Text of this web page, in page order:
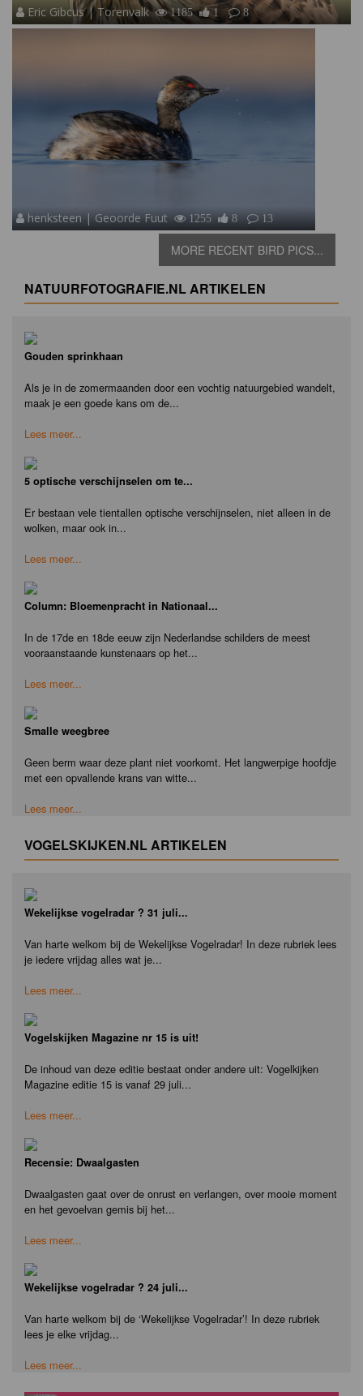
Eric Gibcus | Torenvalk 1185 1 8
henksteen | Geoorde Fuut 1255 8 13
MORE RECENT BIRD PICS...
NATUURFOTOGRAFIE.NL ARTIKELEN
Gouden sprinkhaan
Als je in de zomermaanden door een vochtig natuurgebied wandelt,
maak je een goede kans om de...
Lees meer...
5 optische verschijnselen om te...
Er bestaan vele tientallen optische verschijnselen, niet alleen in de
wolken, maar ook in...
Lees meer...
Column: Bloemenpracht in Nationaal...
In de 17de en 18de eeuw zijn Nederlandse schilders de meest
vooraanstaande kunstenaars op het...
Lees meer...
Smalle weegbree
Geen berm waar deze plant niet voorkomt. Het langwerpige hoofdje
met een opvallende krans van witte...
Lees meer...
VOGELSKIJKEN.NL ARTIKELEN
Wekelijkse vogelradar ? 31 juli...
Van harte welkom bij de Wekelijkse Vogelradar! In deze rubriek lees
je iedere vrijdag alles wat je...
Lees meer...
Vogelskijken Magazine nr 15 is uit!
De inhoud van deze editie bestaat onder andere uit: Vogelkijken
Magazine editie 15 is vanaf 29 juli...
Lees meer...
Recensie: Dwaalgasten
Dwaalgasten gaat over de onrust en verlangen, over mooie moment
en het gevoelvan gemis bij het...
Lees meer...
Wekelijkse vogelradar ? 24 juli...
Van harte welkom bij de ‘Wekelijkse Vogelradar’! In deze rubriek
lees je elke vrijdag...
Lees meer...